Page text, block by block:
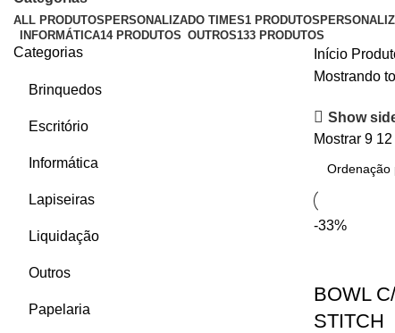
ALL PRODUTOS PERSONALIZADO TIMES1 PRODUTOS
INFORMÁTICA14 PRODUTOS OUTROS133 PRODUTOS
Categorias
Brinquedos
Escritório
Informática
Lapiseiras
Liquidação
Outros
Papelaria
Início
Mostrando
Show
Mostrar 9 12
-33%
BOWL
STITCH